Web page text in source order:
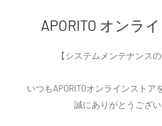
APORITO オンラ
【システムメンテナンスの
いつもAPORITOオンラインストア
誠にありがとうござい